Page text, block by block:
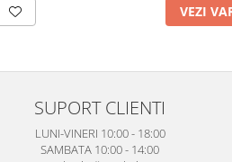
VEZI
SUPORT CLIENTI
LUNI-VINERI 10:00 - 18:00
SAMBATA 10:00 - 14:00